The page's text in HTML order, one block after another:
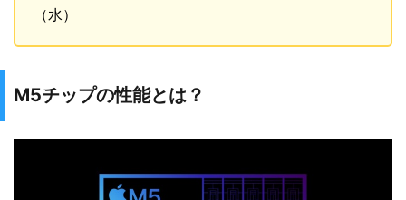
（水）
M5チップの性能とは？